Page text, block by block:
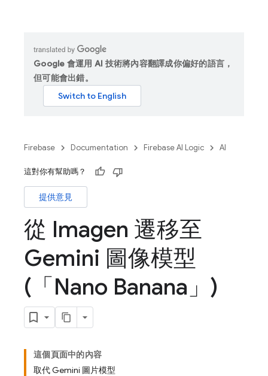
Google 會運用 AI 技術將內容翻譯成你偏好的語言，
但可能會出錯。
Firebase Documentation Firebase AI Logic AI
這對你有幫助嗎？
提供意見
從 Imagen 遷移至
Gemini 圖像模型
(「Nano Banana」)
這個頁面中的內容
取代 Gemini 圖片模型